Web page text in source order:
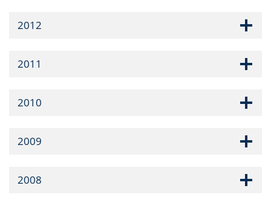
2012
2011
2010
2009
2008